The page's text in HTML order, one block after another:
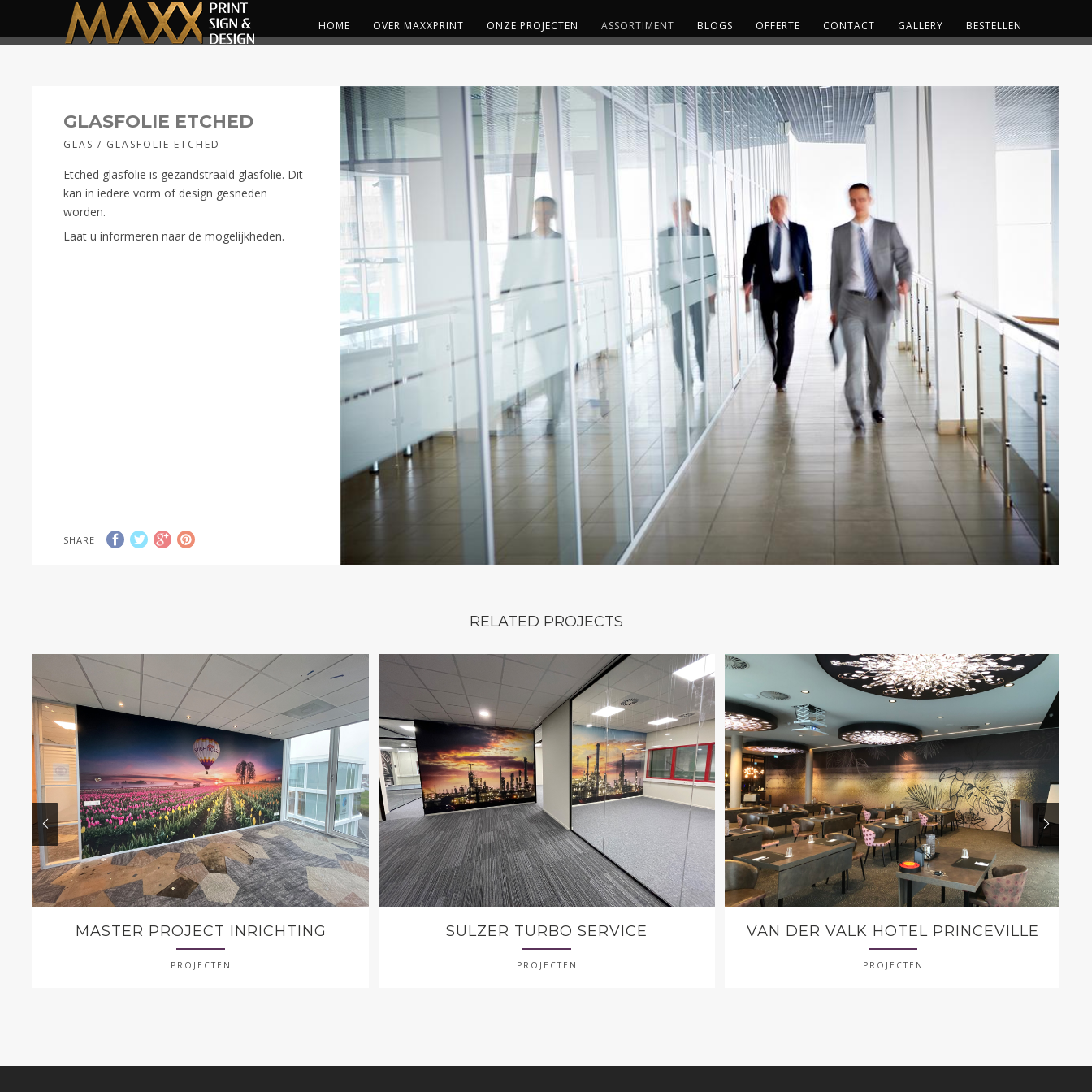
HOME OVER MAXXPRINT ONZE PROJECTEN ASSORTIMENT BLOGS OFFERTE CONTACT GALLERY BESTELLEN
GLASFOLIE ETCHED
GLAS / GLASFOLIE ETCHED
Etched glasfolie is gezandstraald glasfolie. Dit
kan in iedere vorm of design gesneden
worden.
Laat u informeren naar de mogelijkheden.
SHARE
RELATED PROJECTS
MASTER PROJECT INRICHTING
PROJECTEN
SULZER TURBO SERVICE
PROJECTEN
VAN DER VALK HOTEL PRINCEVILLE
PROJECTEN